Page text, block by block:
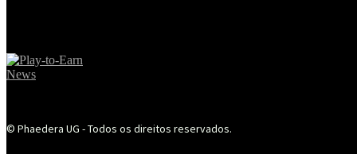
© Phaedera UG - Todos os direitos reservados.